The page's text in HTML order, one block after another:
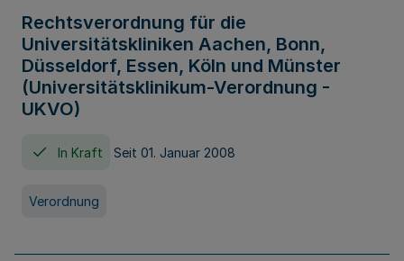
Rechtsverordnung für die
Universitätskliniken Aachen, Bonn,
Düsseldorf, Essen, Köln und Münster
(Universitätsklinikum-Verordnung -
UKVO)
In Kraft Seit 01. Januar 2008
Verordnung